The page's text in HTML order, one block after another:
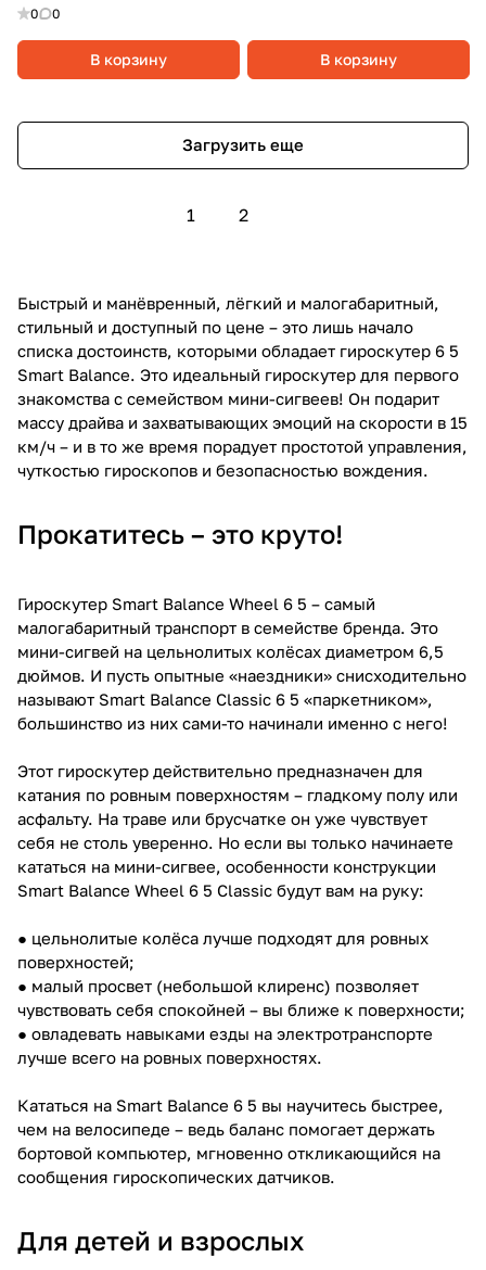
0 0
В корзину В корзину
Загрузить еще
1 2
Быстрый и манёвренный, лёгкий и малогабаритный,
стильный и доступный по цене – это лишь начало
списка достоинств, которыми обладает гироскутер 6 5
Smart Balance. Это идеальный гироскутер для первого
знакомства с семейством мини-сигвеев! Он подарит
массу драйва и захватывающих эмоций на скорости в 15
км/ч – и в то же время порадует простотой управления,
чуткостью гироскопов и безопасностью вождения.
Прокатитесь – это круто!
Гироскутер Smart Balance Wheel 6 5 – самый
малогабаритный транспорт в семействе бренда. Это
мини-сигвей на цельнолитых колёсах диаметром 6,5
дюймов. И пусть опытные «наездники» снисходительно
называют Smart Balance Classic 6 5 «паркетником»,
большинство из них сами-то начинали именно с него!
Этот гироскутер действительно предназначен для
катания по ровным поверхностям – гладкому полу или
асфальту. На траве или брусчатке он уже чувствует
себя не столь уверенно. Но если вы только начинаете
кататься на мини-сигвее, особенности конструкции
Smart Balance Wheel 6 5 Classic будут вам на руку:
● цельнолитые колёса лучше подходят для ровных
поверхностей;
● малый просвет (небольшой клиренс) позволяет
чувствовать себя спокойней – вы ближе к поверхности;
● овладевать навыками езды на электротранспорте
лучше всего на ровных поверхностях.
Кататься на Smart Balance 6 5 вы научитесь быстрее,
чем на велосипеде – ведь баланс помогает держать
бортовой компьютер, мгновенно откликающийся на
сообщения гироскопических датчиков.
Для детей и взрослых